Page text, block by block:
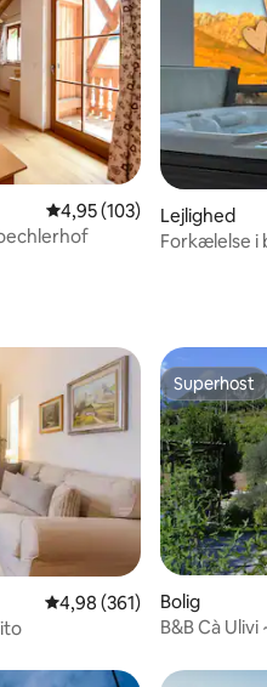
117 omtaler
4,95 ud af 5 i
4,95 (103)
Lejlighed
Forkælelse i
217 omtaler
4,98 ud af 5 i
4,98 (361)
Superhost
Superhost
Bolig
B&B Cà